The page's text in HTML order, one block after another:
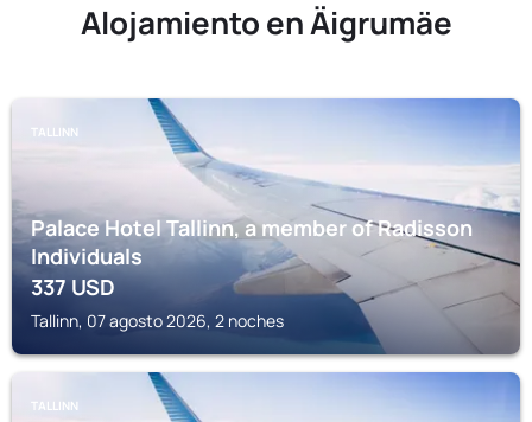
Alojamiento en Äigrumäe
TALLINN
Palace Hotel Tallinn, a member of Radisson
Individuals
337USD
Tallinn, 07 agosto 2026, 2 noches
TALLINN